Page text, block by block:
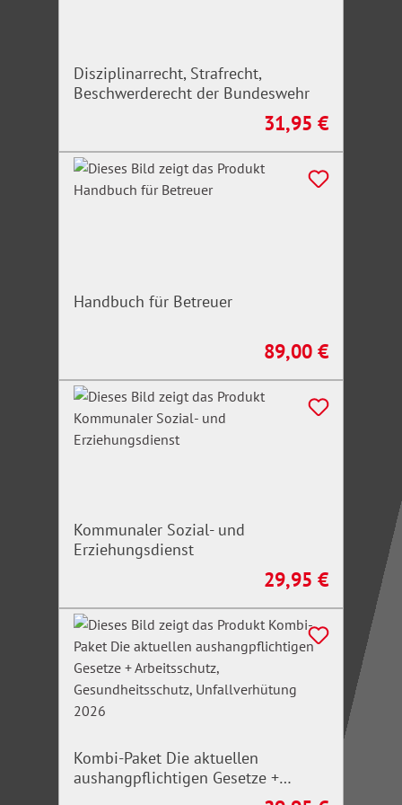
Disziplinarrecht, Strafrecht,
Beschwerderecht der Bundeswehr
Regulärer Preis:
31,95 €
Handbuch für Betreuer
Regulärer Preis:
89,00 €
Kommunaler Sozial- und
Erziehungsdienst
Regulärer Preis:
29,95 €
Kombi-Paket Die aktuellen
aushangpflichtigen Gesetze +
Arbeitsschutz, Gesundheitsschutz,